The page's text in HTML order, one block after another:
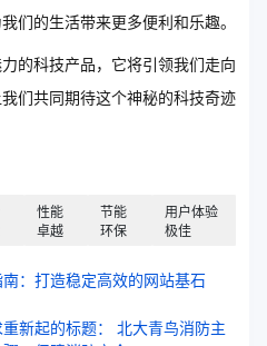
们的生活带来更多便利和乐趣。
的科技产品，它将引领我们走向
们共同期待这个神秘的科技奇迹
性能
卓越
节能
环保
用户体验
极佳
：打造稳定高效的网站基石
新起的标题： 北大青鸟消防主